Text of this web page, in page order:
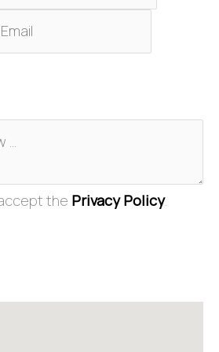
the Privacy Policy.